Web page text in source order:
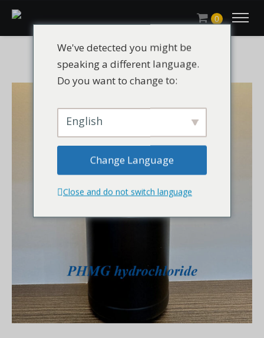
0
We've detected you might be
speaking a different language.
Do you want to change to:
English
Change Language
Close and do not switch language